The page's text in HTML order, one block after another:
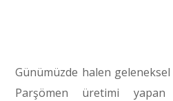
Günümüzde halen
Parşömen üretimi yapan